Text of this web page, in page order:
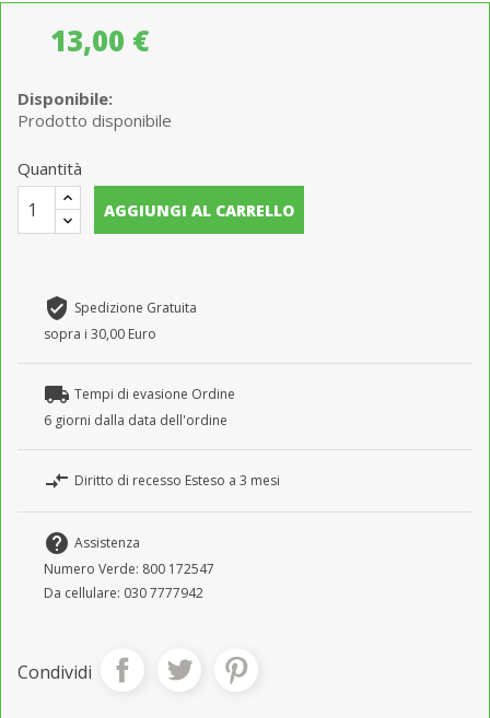
13,00 €
Disponibile:
Prodotto disponibile
Quantità
AGGIUNGI AL CARRELLO
verified_user Spedizione Gratuita
sopra i 30,00 Euro
local_shipping Tempi di evasione Ordine
6 giorni dalla data dell'ordine
compare_arrows Diritto di recesso Esteso a 3 mesi
help Assistenza
Numero Verde: 800 172547
Da cellulare: 030 7777942
Condividi